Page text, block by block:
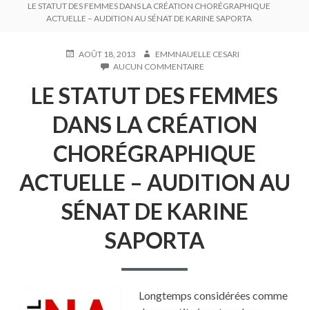
D'ARIANE
LE STATUT DES FEMMES DANS LA CRÉATION CHORÉGRAPHIQUE
ACTUELLE – AUDITION AU SÉNAT DE KARINE SAPORTA
PUBLIÉAOÛT 18, 2013 AUTEUR
EMMNAUELLE CESARI
AUCUN COMMENTAIRE
STATUT
DES
FEMMES
DANS
CRÉATION
CHORÉGRAPHIQUE
ACTUELLE
–
AUDITION
AU
KARINE
LE STATUT DES FEMMES
DANS LA CRÉATION
CHORÉGRAPHIQUE
ACTUELLE – AUDITION AU
SÉNAT DE KARINE
SAPORTA
Longtemps considérées comme